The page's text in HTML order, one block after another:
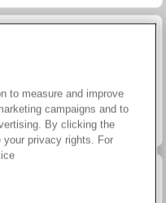
Scala 40
to measure and improve
campaigns and to
By clicking the
your privacy rights. For